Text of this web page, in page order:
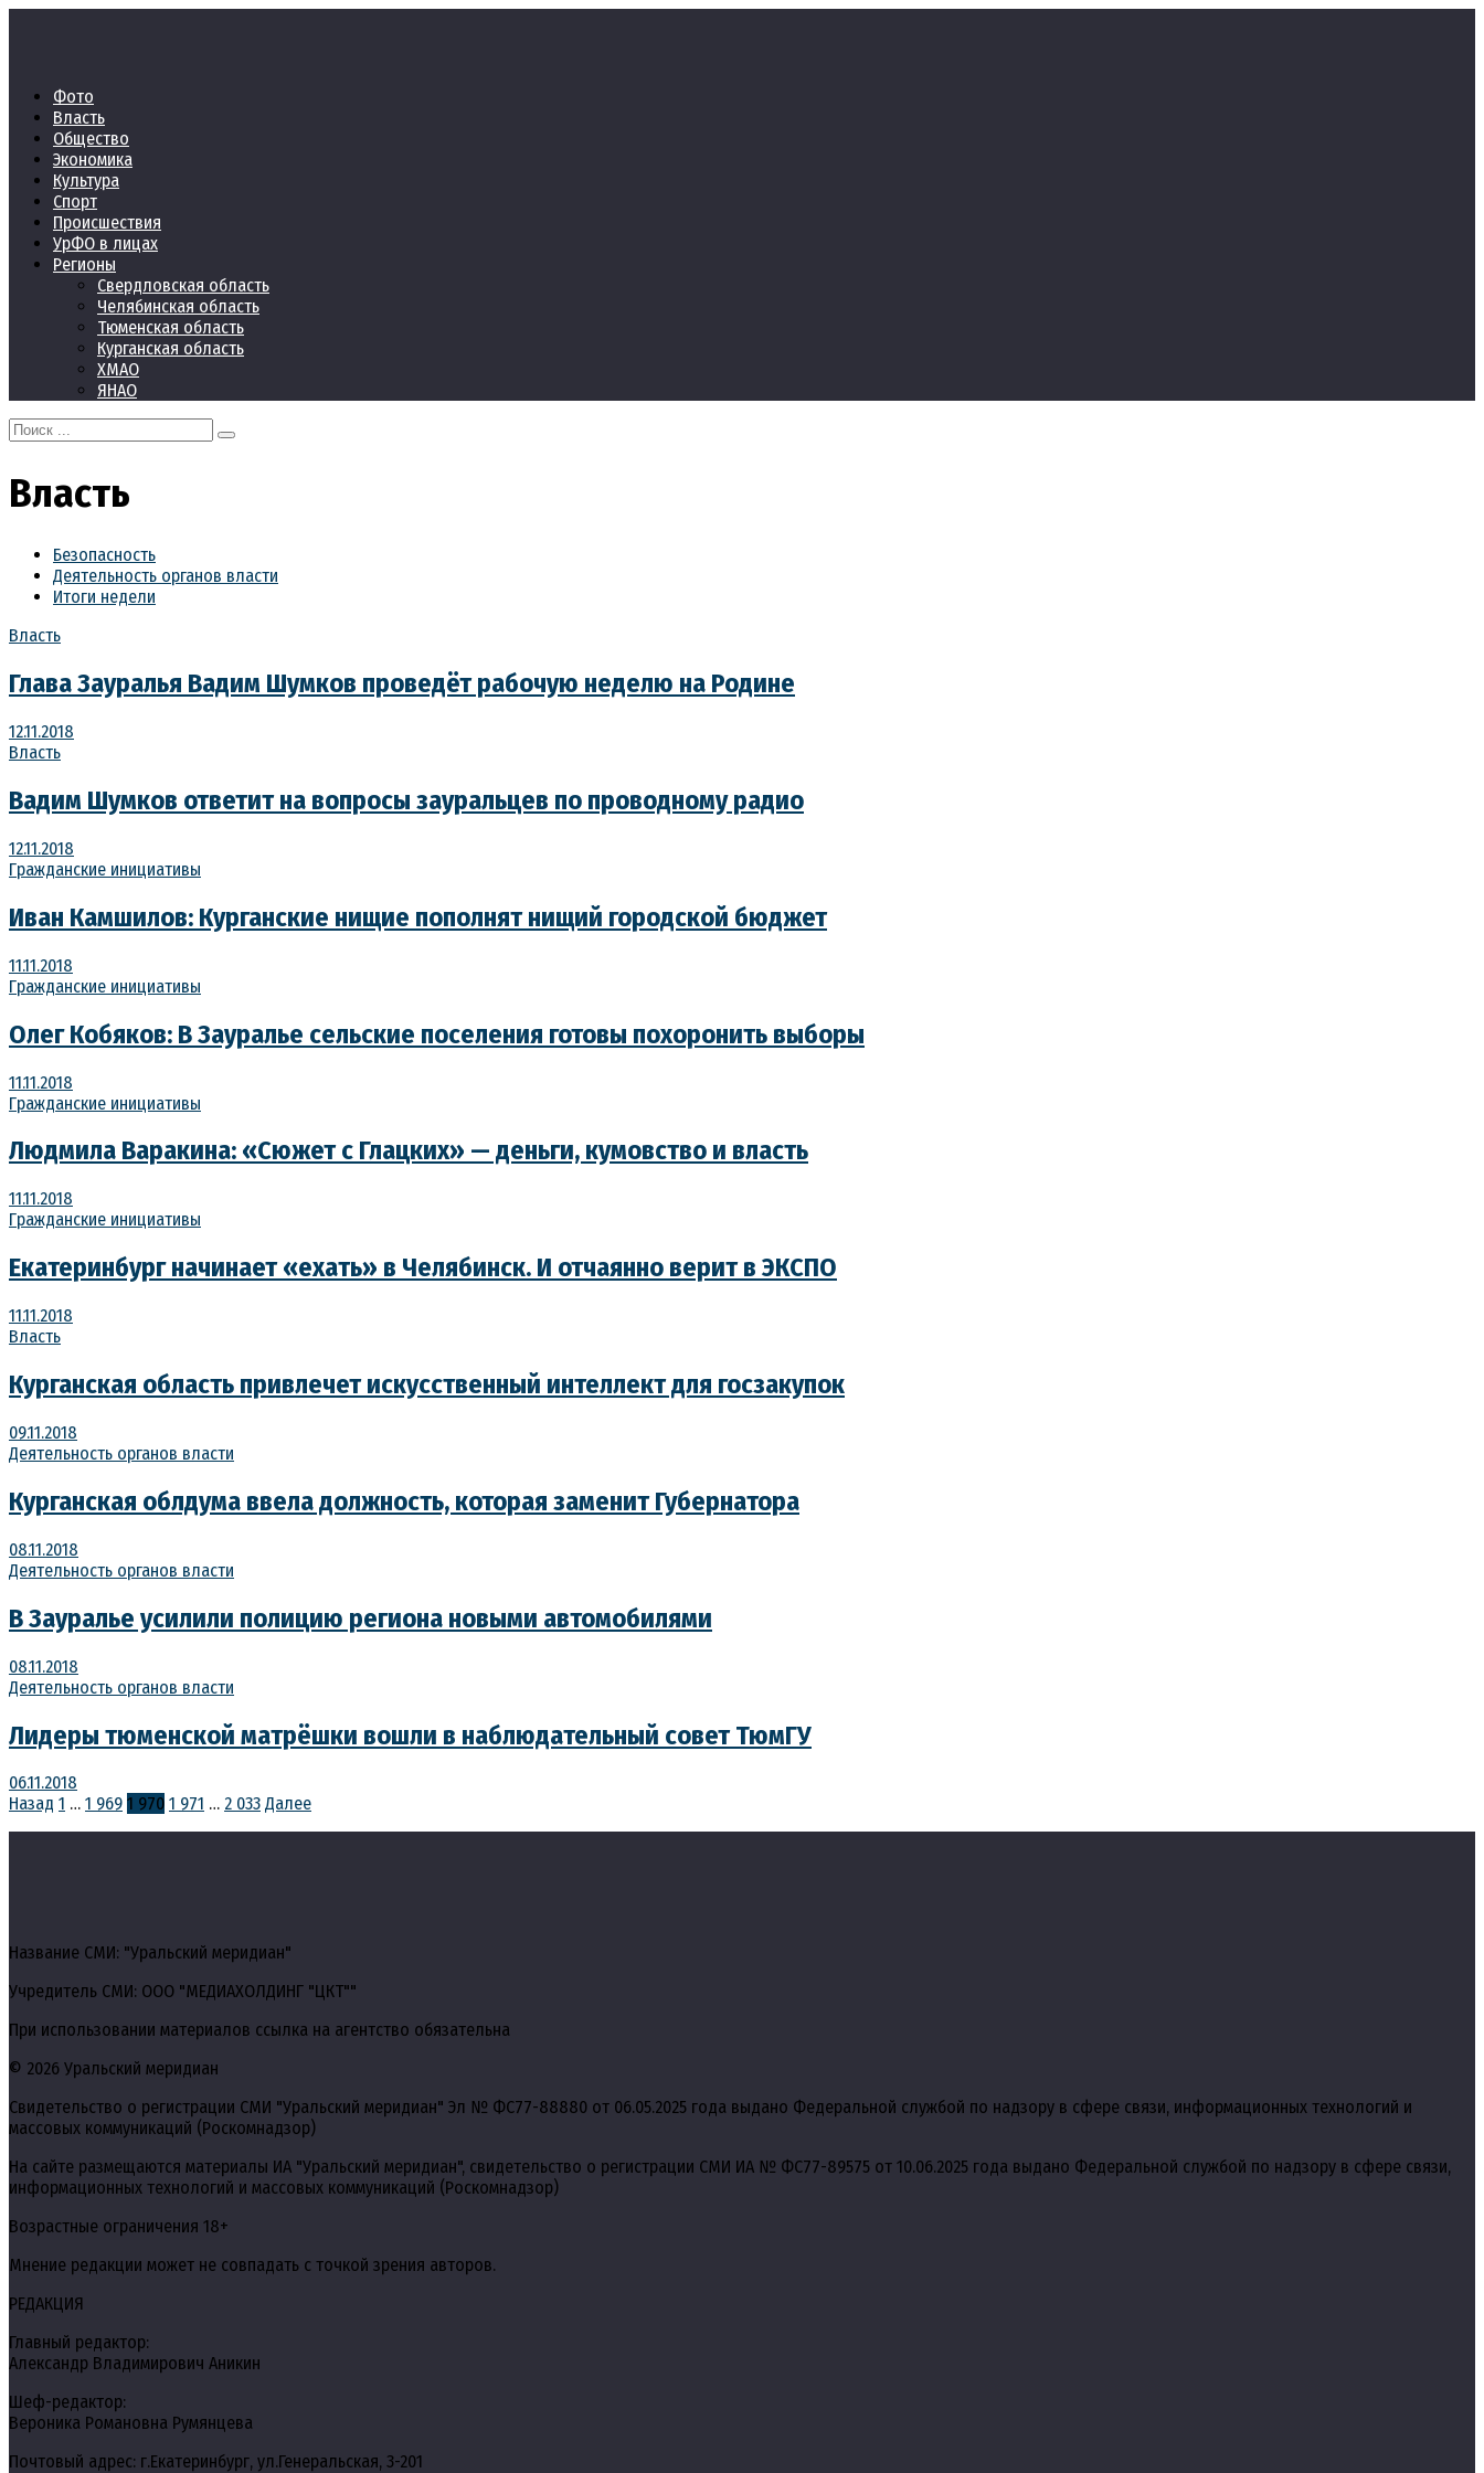
Фото
Власть
Общество
Экономика
Культура
Спорт
Происшествия
УрФО в лицах
Регионы
Свердловская область
Челябинская область
Тюменская область
Курганская область
ХМАО
ЯНАО
Search
for:
Власть
Безопасность
Деятельность органов власти
Итоги недели
Власть
Глава Зауралья Вадим Шумков проведёт рабочую неделю на Родине
12.11.2018
Власть
Вадим Шумков ответит на вопросы зауральцев по проводному радио
12.11.2018
Гражданские инициативы
Иван Камшилов: Курганские нищие пополнят нищий городской бюджет
11.11.2018
Гражданские инициативы
Олег Кобяков: В Зауралье сельские поселения готовы похоронить выборы
11.11.2018
Гражданские инициативы
Людмила Варакина: «Сюжет с Глацких» — деньги, кумовство и власть
11.11.2018
Гражданские инициативы
Екатеринбург начинает «ехать» в Челябинск. И отчаянно верит в ЭКСПО
11.11.2018
Власть
Курганская область привлечет искусственный интеллект для госзакупок
09.11.2018
Деятельность органов власти
Курганская облдума ввела должность, которая заменит Губернатора
08.11.2018
Деятельность органов власти
В Зауралье усилили полицию региона новыми автомобилями
08.11.2018
Деятельность органов власти
Лидеры тюменской матрёшки вошли в наблюдательный совет ТюмГУ
06.11.2018
Пагинация
Назад 1 … 1 969 1 970 1 971 … 2 033 Далее
Название СМИ: "Уральский меридиан"
Учредитель СМИ: ООО "МЕДИАХОЛДИНГ "ЦКТ""
При использовании материалов ссылка на агентство обязательна
© 2026 Уральский меридиан
Свидетельство о регистрации СМИ "Уральский меридиан" Эл № ФС77-88880 от 06.05.2025 года выдано Федеральной службой по надзору в сфере связи, информационных технологий и
массовых коммуникаций (Роскомнадзор)
На сайте размещаются материалы ИА "Уральский меридиан", свидетельство о регистрации СМИ ИА № ФС77-89575 от 10.06.2025 года выдано Федеральной службой по надзору в сфере связи,
информационных технологий и массовых коммуникаций (Роскомнадзор)
Возрастные ограничения 18+
Мнение редакции может не совпадать с точкой зрения авторов.
РЕДАКЦИЯ
Главный редактор:
Александр Владимирович Аникин
Шеф-редактор:
Вероника Романовна Румянцева
Почтовый адрес: г.Екатеринбург, ул.Генеральская, 3-201